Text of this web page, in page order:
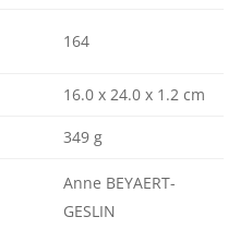
164
16.0 x 24.0 x 1.2 cm
349 g
Anne BEYAERT-
GESLIN